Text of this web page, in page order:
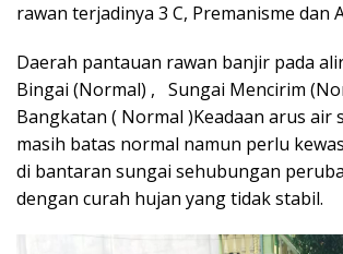
rawan terjadinya 3 C, Premanisme dan
Daerah pantauan rawan banjir pada
Bingai (Normal) , Sungai Mencirim
Bangkatan ( Normal )Keadaan arus air
masih batas normal namun perlu
di bantaran sungai sehubungan
dengan curah hujan yang tidak stabil.